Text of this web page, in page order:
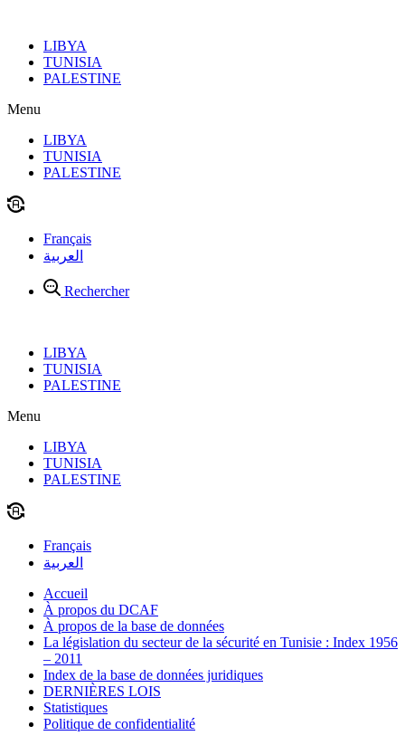
contenuLIBYA
TUNISIA
PALESTINE
Menu
LIBYA
TUNISIA
PALESTINE
Français
العربية
Rechercher
LIBYA
TUNISIA
PALESTINE
Menu
LIBYA
TUNISIA
PALESTINE
Français
العربية
Accueil
À propos du DCAF
À propos de la base de données
La législation du secteur de la sécurité en Tunisie : Index 1956
– 2011
Index de la base de données juridiques
DERNIÈRES LOIS
Statistiques
Politique de confidentialité